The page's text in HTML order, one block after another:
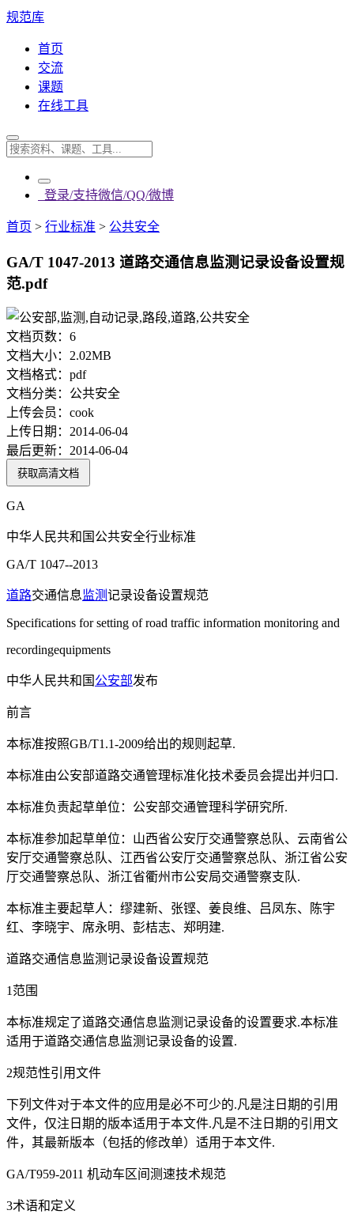
规范库
首页
交流
课题
在线工具
登录/支持微信/QQ/微博
首页 > 行业标准 > 公共安全
GA/T 1047-2013 道路交通信息监测记录设备设置规
范.pdf
文档页数： 6
文档大小： 2.02MB
文档格式： pdf
文档分类： 公共安全
上传会员： cook
上传日期： 2014-06-04
最后更新： 2014-06-04
获取高清文档
GA
中华人民共和国公共安全行业标准
GA/T 1047--2013
道路交通信息监测记录设备设置规范
Specifications for setting of road traffic information monitoring and
recordingequipments
中华人民共和国 公安部发布
前言
本标准按照GB/T1.1-2009给出的规则起草.
本标准由公安部道路交通管理标准化技术委员会提出并归口.
本标准负责起草单位：公安部交通管理科学研究所.
本标准参加起草单位：山西省公安厅交通警察总队、云南省公
安厅交通警察总队、江西省公安厅交通警察总队、浙江省公安
厅交通警察总队、浙江省衢州市公安局交通警察支队.
本标准主要起草人：缪建新、张铿、姜良维、吕凤东、陈宇
红、李晓宇、席永明、彭桔志、郑明建.
道路交通信息监测记录设备设置规范
1范围
本标准规定了道路交通信息监测记录设备的设置要求.本标准
适用于道路交通信息监测记录设备的设置.
2规范性引用文件
下列文件对于本文件的应用是必不可少的.凡是注日期的引用
文件，仅注日期的版本适用于本文件.凡是不注日期的引用文
件，其最新版本（包括的修改单）适用于本文件.
GA/T959-2011 机动车区间测速技术规范
3术语和定义